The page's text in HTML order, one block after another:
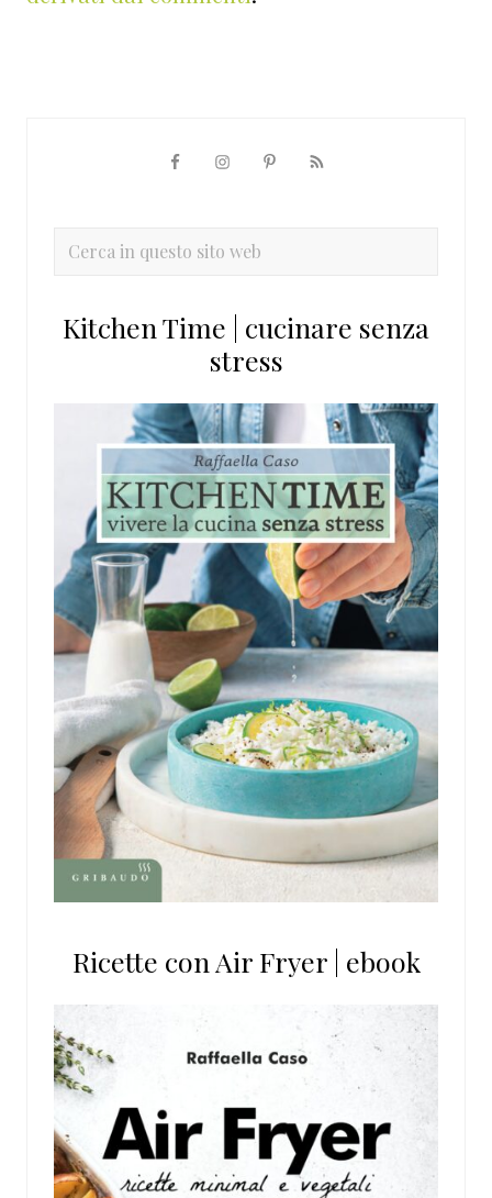
primaria
Cerca
sito
Kitchen Time | cucinare senza
stress
Ricette con Air Fryer | ebook